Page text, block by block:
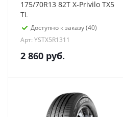
175/70R13 82T X-Privilo TX5
TL
Доступно к заказу (40)
Арт: YSTX5R1311
2 860 руб.